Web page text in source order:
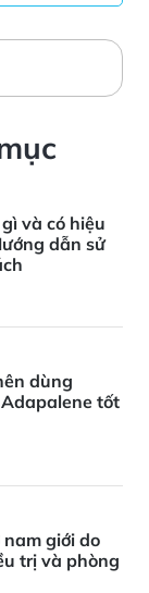
và có hiệu
dẫn sử
dùng
tốt
giới do
trị và phòng